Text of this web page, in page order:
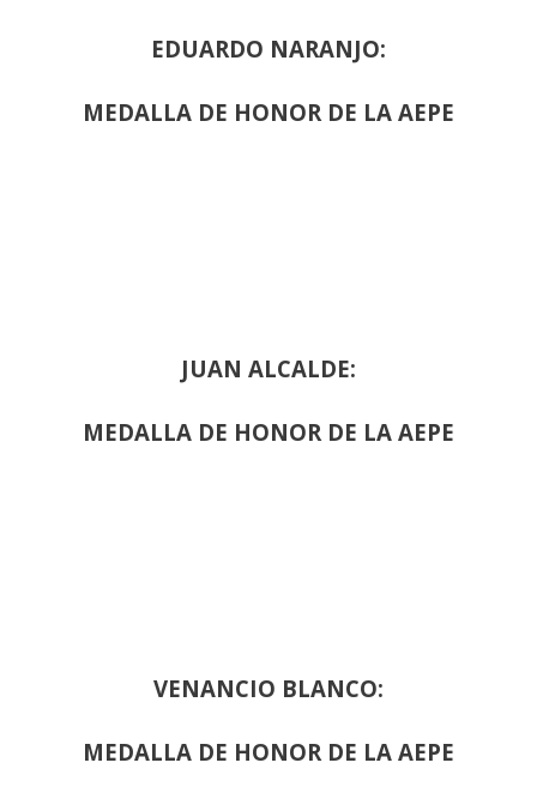
EDUARDO NARANJO:
MEDALLA DE HONOR DE LA AEPE
JUAN ALCALDE:
MEDALLA DE HONOR DE LA AEPE
VENANCIO BLANCO:
MEDALLA DE HONOR DE LA AEPE